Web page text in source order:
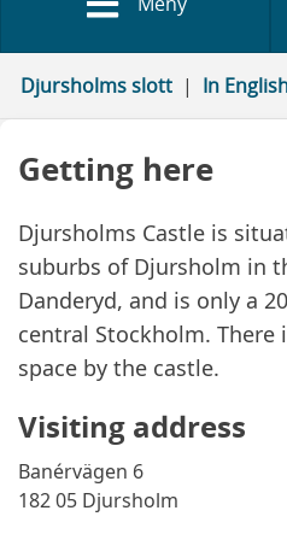
Djursholms slott In
Getting here
Djursholms Castle is
suburbs of Djursholm in
Danderyd, and is only a
central Stockholm.
space by the castle.
Visiting address
Banérvägen 6
182 05 Djursholm